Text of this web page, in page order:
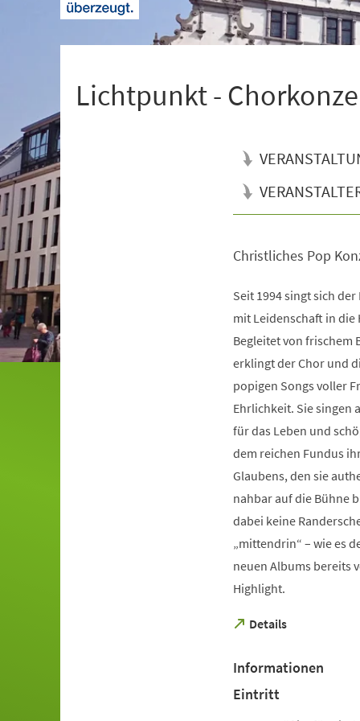
Lichtpunkt -
Christliches Pop
Seit 1994 singt sich
mit Leidenschaft in die
Begleitet von frischem
erklingt der Chor und
popigen Songs voller
Ehrlichkeit. Sie singen
für das Leben und
dem reichen Fundus
Glaubens, den sie
nahbar auf die Bühne
dabei keine
„mittendrin“ – wie es
neuen Albums bereits
Highlight.
Details
(Öffnet
neuen
Tab)
Informationen
Eintritt